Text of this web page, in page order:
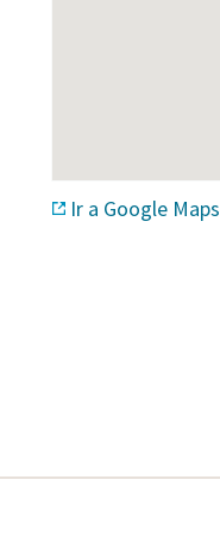
Ir a Google Maps